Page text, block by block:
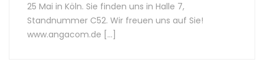
25 Mai in Köln. Sie finden uns in Halle 7,
Standnummer C52. Wir freuen uns auf Sie!
www.angacom.de […]